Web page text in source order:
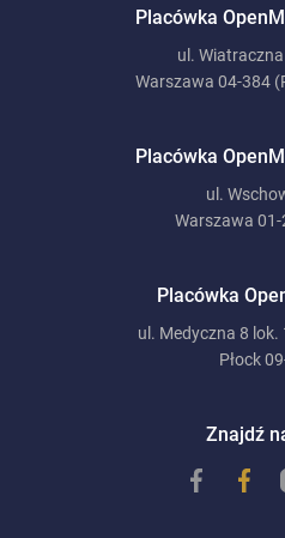
Placówka
ul.
Warszawa 04-384
Placówka
ul.
Warszawa
Placówka
ul. Medyczna 8
Płock
Znajdź